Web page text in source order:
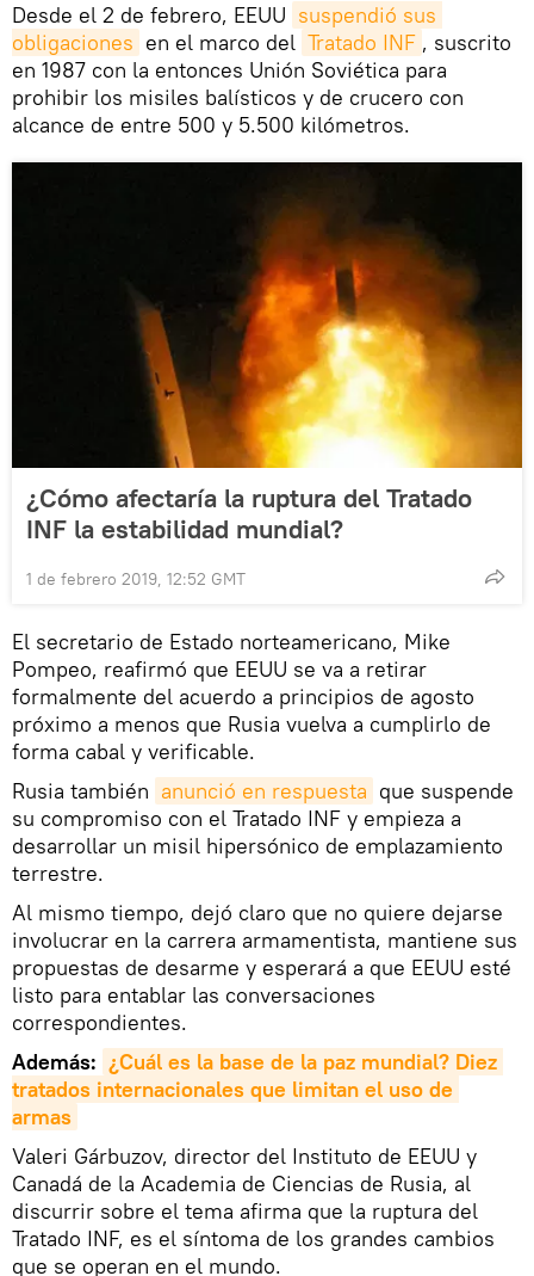
Desde el 2 de febrero, EEUU suspendió sus
obligaciones en el marco del Tratado INF , suscrito
en 1987 con la entonces Unión Soviética para
prohibir los misiles balísticos y de crucero con
alcance de entre 500 y 5.500 kilómetros.
¿Cómo afectaría la ruptura del Tratado
INF la estabilidad mundial?
1 de febrero 2019, 12:52 GMT
El secretario de Estado norteamericano, Mike
Pompeo, reafirmó que EEUU se va a retirar
formalmente del acuerdo a principios de agosto
próximo a menos que Rusia vuelva a cumplirlo de
forma cabal y verificable.
Rusia también anunció en respuesta que suspende
su compromiso con el Tratado INF y empieza a
desarrollar un misil hipersónico de emplazamiento
terrestre.
Al mismo tiempo, dejó claro que no quiere dejarse
involucrar en la carrera armamentista, mantiene sus
propuestas de desarme y esperará a que EEUU esté
listo para entablar las conversaciones
correspondientes.
Además: ¿Cuál es la base de la paz mundial? Diez
tratados internacionales que limitan el uso de
armas
Valeri Gárbuzov, director del Instituto de EEUU y
Canadá de la Academia de Ciencias de Rusia, al
discurrir sobre el tema afirma que la ruptura del
Tratado INF, es el síntoma de los grandes cambios
que se operan en el mundo.